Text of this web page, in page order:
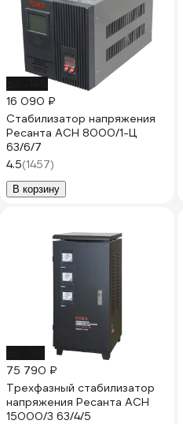
16 090 ₽
Стабилизатор напряжения
Ресанта АСН 8000/1-Ц
63/6/7
4.5(1457)
В корзину
75 790 ₽
Трехфазный стабилизатор
напряжения Ресанта АСН
15000/3 63/4/5